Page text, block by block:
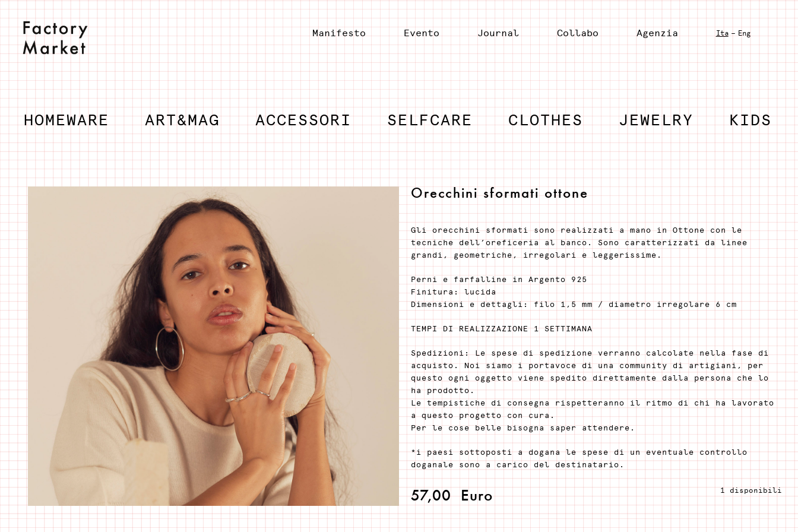
Salta
al
contenuto
Manifesto Evento Journal Collabo Agenzia Ita - Eng
HOMEWARE ART&MAG ACCESSORI SELFCARE CLOTHES JEWELRY KIDS
Orecchini sformati ottone
Gli orecchini sformati sono realizzati a mano in Ottone con le
tecniche dell’oreficeria al banco. Sono caratterizzati da linee
grandi, geometriche, irregolari e leggerissime.
Perni e farfalline in Argento 925
Finitura: lucida
Dimensioni e dettagli: filo 1,5 mm / diametro irregolare 6 cm
TEMPI DI REALIZZAZIONE 1 SETTIMANA
Spedizioni: Le spese di spedizione verranno calcolate nella fase di
acquisto. Noi siamo i portavoce di una community di artigiani, per
questo ogni oggetto viene spedito direttamente dalla persona che lo
ha prodotto.
Le tempistiche di consegna rispetteranno il ritmo di chi ha lavorato
a questo progetto con cura.
Per le cose belle bisogna saper attendere.
*i paesi sottoposti a dogana le spese di un eventuale controllo
doganale sono a carico del destinatario.
57,00Euro 1 disponibili
Aggiungi al carrello